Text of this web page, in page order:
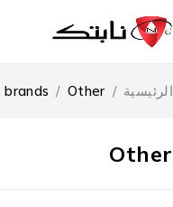
/
brands / Other